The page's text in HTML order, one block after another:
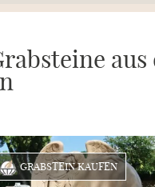
aus
GRABSTEIN KAUFEN